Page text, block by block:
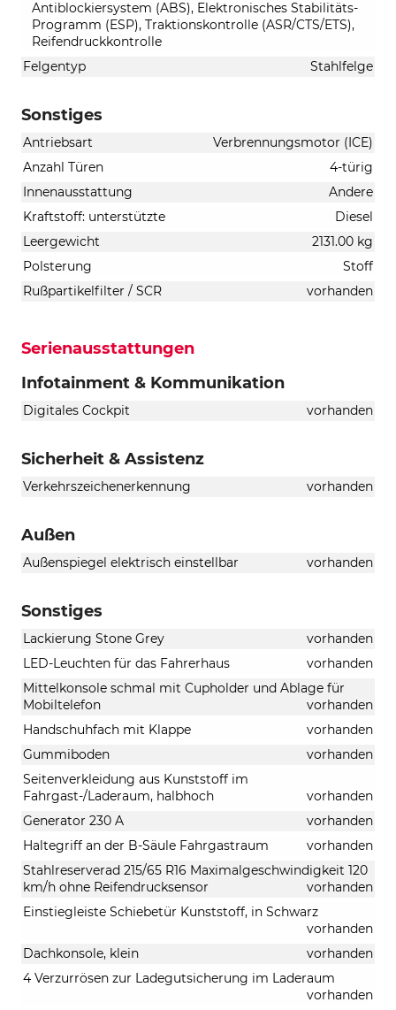
Antiblockiersystem (ABS), Elektronisches Stabilitäts-
Programm (ESP), Traktionskontrolle (ASR/CTS/ETS),
Reifendruckkontrolle
Felgentyp
Stahlfelge
Sonstiges
Antriebsart
Verbrennungsmotor (ICE)
Anzahl Türen
4-türig
Innenausstattung
Andere
Kraftstoff: unterstützte
Diesel
Leergewicht
2131.00 kg
Polsterung
Stoff
Rußpartikelfilter / SCR
vorhanden
Serienausstattungen
Infotainment & Kommunikation
Digitales Cockpit vorhanden
Sicherheit & Assistenz
Verkehrszeichenerkennung vorhanden
Außen
Außenspiegel elektrisch einstellbar vorhanden
Sonstiges
Lackierung Stone Grey
vorhanden
LED-Leuchten für das Fahrerhaus
vorhanden
Mittelkonsole schmal mit Cupholder und Ablage für
Mobiltelefon
vorhanden
Handschuhfach mit Klappe
vorhanden
Gummiboden
vorhanden
Seitenverkleidung aus Kunststoff im
Fahrgast-/Laderaum, halbhoch
vorhanden
Generator 230 A
vorhanden
Haltegriff an der B-Säule Fahrgastraum
vorhanden
Stahlreserverad 215/65 R16 Maximalgeschwindigkeit 120
km/h ohne Reifendrucksensor
vorhanden
Einstiegleiste Schiebetür Kunststoff, in Schwarz
vorhanden
Dachkonsole, klein
vorhanden
4 Verzurrösen zur Ladegutsicherung im Laderaum
vorhanden